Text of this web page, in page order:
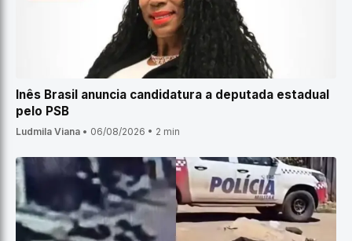
Inês Brasil anuncia candidatura a deputada estadual
pelo PSB
Ludmila Viana • 06/08/2026 • 2 min